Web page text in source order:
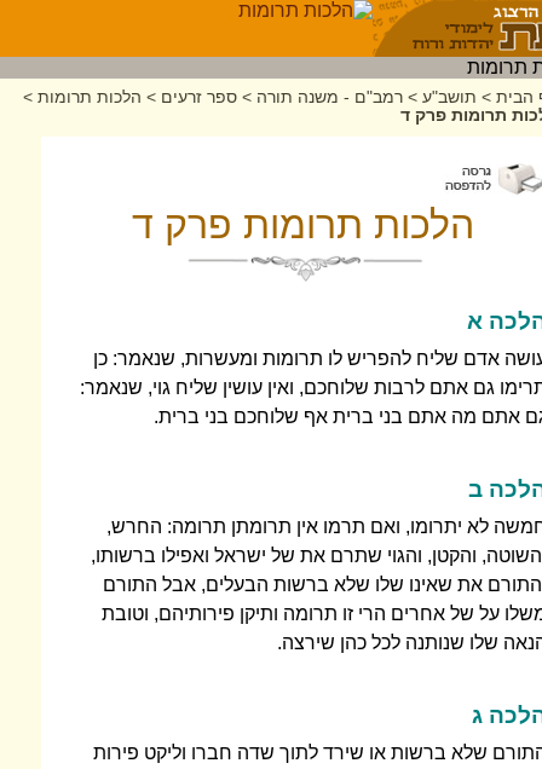
הבית > תושב"ע > רמב"ם - משנה תורה > ספר זרעים > הלכות תרומות >
תרומות פרק ד
הלכות תרומות פרק ד
א
אדם שליח להפריש לו תרומות ומעשרות, שנאמר: כן
גם אתם לרבות שלוחכם, ואין עושין שליח גוי, שנאמר:
אתם מה אתם בני ברית אף שלוחכם בני ברית.
ב
לא יתרומו, ואם תרמו אין תרומתן תרומה: החרש,
והקטן, והגוי שתרם את של ישראל ואפילו ברשותו,
את שאינו שלו שלא ברשות הבעלים, אבל התורם
על של אחרים הרי זו תרומה ותיקן פירותיהם, וטובת
שלו שנותנה לכל כהן שירצה.
ג
שלא ברשות או שירד לתוך שדה חברו וליקט פירות